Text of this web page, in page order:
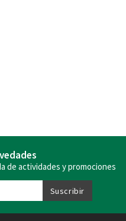
de actividades y promociones